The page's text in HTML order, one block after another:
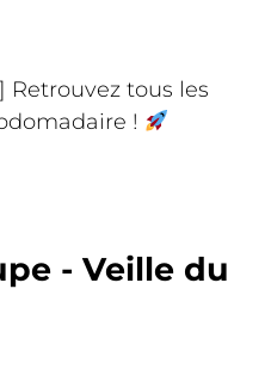
Retrouvez tous les
!
- Veille du